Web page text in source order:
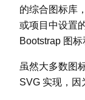
的综合图标库
或项目中设置
Bootstrap 图
虽然大多数图
SVG 实现，因